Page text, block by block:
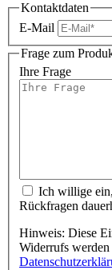
Kontaktdaten
E-Mail
Frage zum
Ihre Frage
Ich willige
Rückfragen
Hinweis: Diese
Widerrufs